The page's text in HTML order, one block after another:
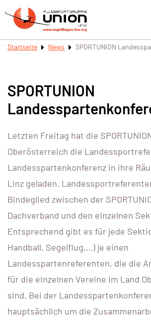
Startseite News SPORTUNION
SPORTUNION
Letzten Freitag hat die
Oberösterreich die
Landesspartenkonferenz in ihre
Linz geladen.
Bindeglied zwischen der
Dachverband und den einzelnen
Entsprechend gibt es für jede
Handball, Segelflug,…) je einen
Landesspartenreferenten, die die
für die einzelnen Vereine im Land
sind. Bei der
hauptsächlich um die